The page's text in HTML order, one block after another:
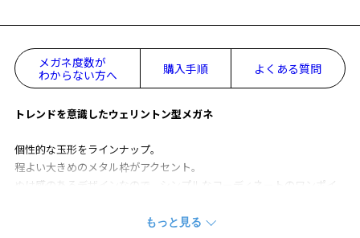
メガネ度数が
わからない方へ
購入手順 よくある質問
トレンドを意識したウェリントン型メガネ
個性的な玉形をラインナップ。
程よい大きめのメタル枠がアクセント。
ぬけ感のあるデザインなので、シンプルなコーディネートのワンポイ
伊達メガネとしてはもちろん、カラーレンズを入れてカスタマイズも